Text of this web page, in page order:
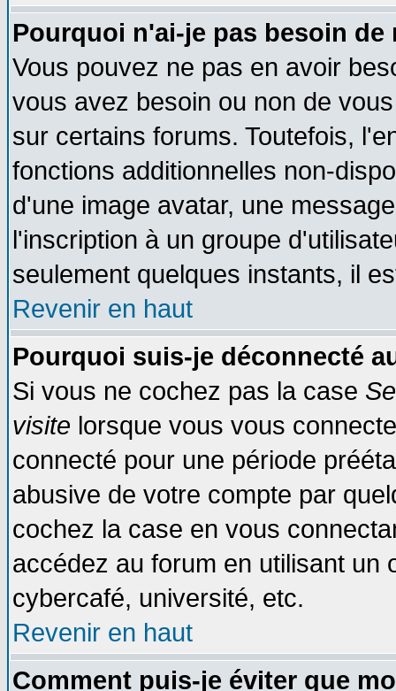
Pourquoi n'ai-je pas besoin de
Vous pouvez ne pas en avoir
vous avez besoin ou non de
sur certains forums. Toutefois,
fonctions additionnelles non-
d'une image avatar, une
l'inscription à un groupe
seulement quelques instants, il
Revenir en haut
Pourquoi suis-je déconnecté
Si vous ne cochez pas la case
visite lorsque vous vous
connecté pour une période
abusive de votre compte par
cochez la case en vous
accédez au forum en utilisant un
cybercafé, université, etc.
Revenir en haut
Comment puis-je éviter que